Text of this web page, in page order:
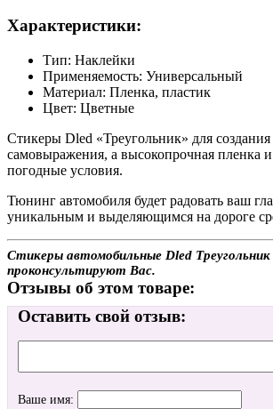
Характеристики:
Тип: Наклейки
Применяемость: Универсальный
Материал: Пленка, пластик
Цвет: Цветные
Стикеры Dled «Треугольник» для
самовыражения, а высокопрочная пленка
погодные условия.
Тюнинг автомобиля будет радовать ваш
уникальным и выделяющимся на дороге
Стикеры автомобильные Dled
проконсультируют Вас.
Отзывы об этом товаре:
Оставить свой отзыв:
Ваше имя: